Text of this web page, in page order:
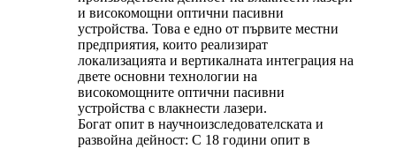
и високомощни оптични пасивни
устройства. Това е едно от първите местни
предприятия, които реализират
локализацията и вертикалната интеграция на
двете основни технологии на
високомощните оптични пасивни
устройства с влакнести лазери.
Богат опит в научноизследователската и
развойна дейност: С 18 години опит в